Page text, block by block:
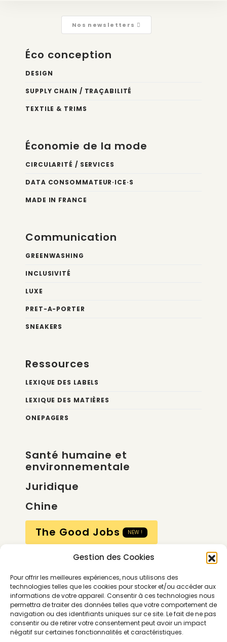
Gestion des Cookies
Pour offrir les meilleures expériences, nous utilisons des
technologies telles que les cookies pour stocker et/ou accéder aux
informations de votre appareil. Consentir à ces technologies nous
permettra de traiter des données telles que votre comportement de
navigation ou des identifiants uniques sur ce site. Le fait de ne pas
consentir ou de retirer votre consentement peut avoir un impact
négatif sur certaines fonctionnalités et caractéristiques.
Nos newsletters
Éco conception
DESIGN
SUPPLY CHAIN / TRAÇABILITÉ
TEXTILE & TRIMS
Économie de la mode
CIRCULARITÉ / SERVICES
DATA CONSOMMATEUR·ICE·S
MADE IN FRANCE
Communication
GREENWASHING
INCLUSIVITÉ
LUXE
PRET-A-PORTER
SNEAKERS
Ressources
LEXIQUE DES LABELS
LEXIQUE DES MATIÈRES
ONEPAGERS
Santé humaine et
environnementale
Juridique
Chine
The Good Jobs
NEW !
Compte
Calendrier
Contactez-nous